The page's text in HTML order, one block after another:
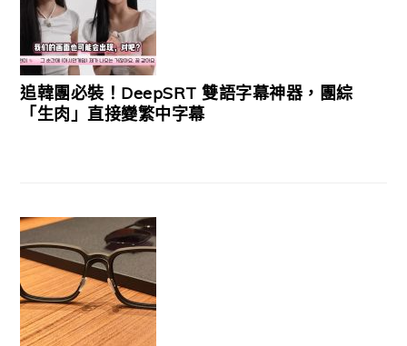
追韓團必裝！DeepSRT 雙語字幕神器，團綜
「生肉」直接變繁中字幕